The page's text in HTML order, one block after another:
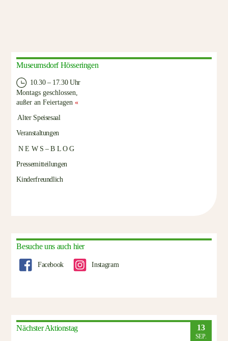
Museumsdorf Hösseringen
10.30 – 17.30 Uhr
Montags geschlossen,
außer an Feiertagen«
Alter Speisesaal
Veranstaltungen
N E W S – B L O G
Pressemitteilungen
Kinderfreundlich
Besuche uns auch hier
Facebook Instagram
Nächster Aktionstag 13
SEP.